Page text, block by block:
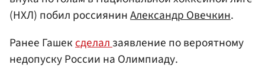
(НХЛ) побил россиянинАлександр Овечкин.
Ранее Гашексделалзаявление по вероятному
недопуску России на Олимпиаду.